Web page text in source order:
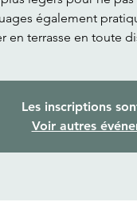
également
en terrasse en toute
Les inscriptions
Voir autres